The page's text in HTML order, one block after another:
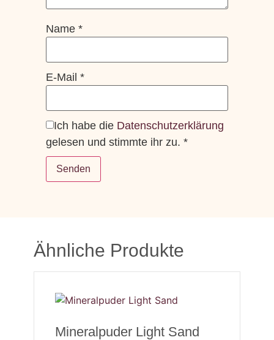
Name *
E-Mail *
Ich habe die Datenschutzerklärung
gelesen und stimmte ihr zu. *
Ähnliche Produkte
Mineralpuder Light Sand